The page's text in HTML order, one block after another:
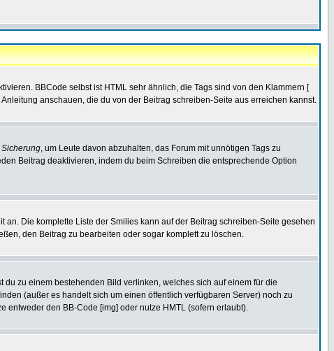
BBCode selbst ist HTML sehr ähnlich, die Tags sind von den Klammern [
anschauen, die du von der Beitrag schreiben-Seite aus erreichen kannst.
Sicherung, um Leute davon abzuhalten, das Forum mit unnötigen Tags zu
Beitrag deaktivieren, indem du beim Schreiben die entsprechende Option
Die komplette Liste der Smilies kann auf der Beitrag schreiben-Seite gesehen
den Beitrag zu bearbeiten oder sogar komplett zu löschen.
zu einem bestehenden Bild verlinken, welches sich auf einem für die
(außer es handelt sich um einen öffentlich verfügbaren Server) noch zu
entweder den BB-Code [img] oder nutze HMTL (sofern erlaubt).